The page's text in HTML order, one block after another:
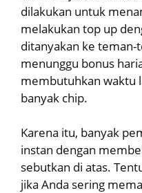
dilakukan untuk
melakukan top up
ditanyakan ke teman-
menunggu bonus
membutuhkan waktu
banyak chip.
Karena itu, banyak
instan dengan
sebutkan di atas.
jika Anda sering